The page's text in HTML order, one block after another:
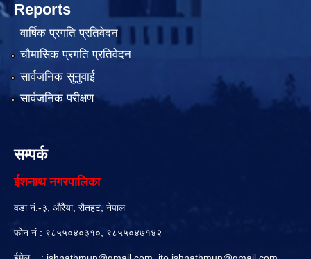
Reports
वार्षिक प्रगति प्रतिवेदन
चौमासिक प्रगति प्रतिवेदन
सार्वजनिक सुनुवाई
सार्वजनिक परीक्षण
सम्पर्क
ईशनाथ नगरपालिका
वडा नं.-३, औरैया, रौतहट, नेपाल
फोन नं : ९८५५०४०३१०, ९८५५०४७१४२